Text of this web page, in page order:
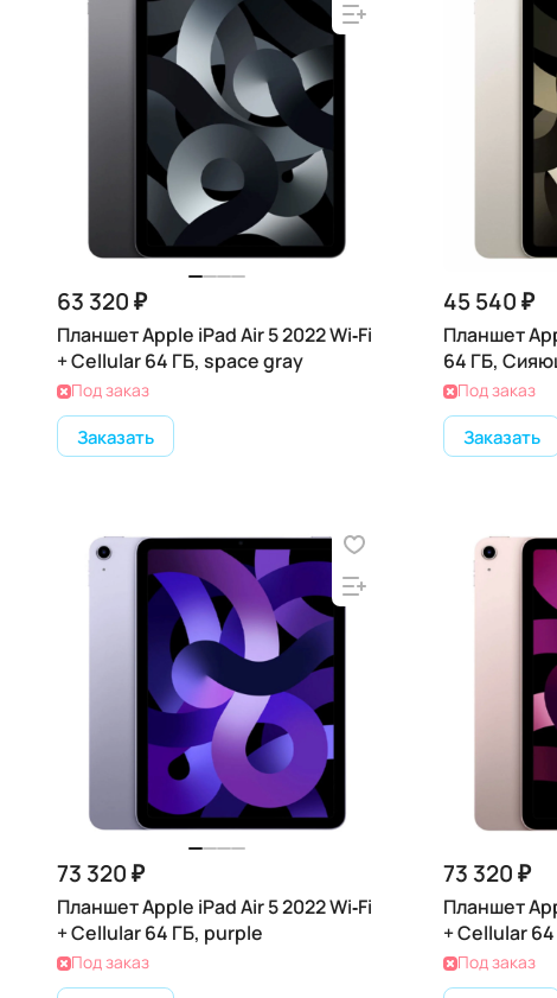
63 320 ₽
Планшет Apple iPad Air 5 2022 Wi‑Fi
+ Cellular 64 ГБ, space gray
Под заказ
Заказать
45 540 ₽
Планшет
64 ГБ,
Под заказ
Заказать
73 320 ₽
Планшет Apple iPad Air 5 2022 Wi‑Fi
+ Cellular 64 ГБ, purple
Под заказ
73 320 ₽
Планшет
+ Cellular
Под заказ